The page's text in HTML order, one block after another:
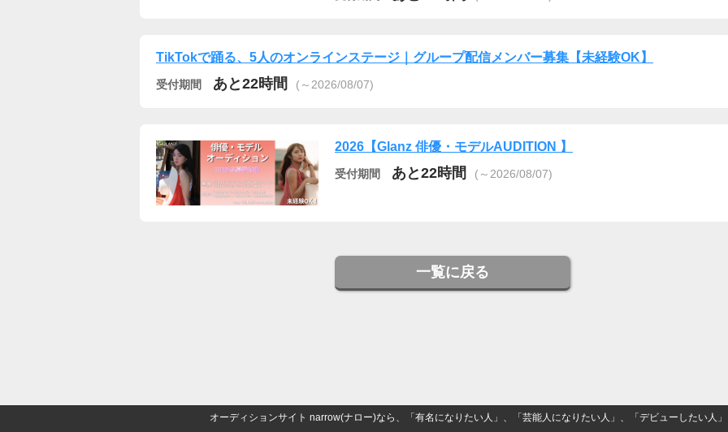
TikTokで踊る、5人のオンラインステージ｜グループ配信メンバー募集【未経験OK】
受付期間 あと22時間 (～2026/08/07)
2026【Glanz 俳優・モデルAUDITION 】
受付期間 あと22時間 (～2026/08/07)
一覧に戻る
オーディションサイト narrow(ナロー)なら、「有名になりたい人」、「芸能人になりたい人」、「デビューしたい人